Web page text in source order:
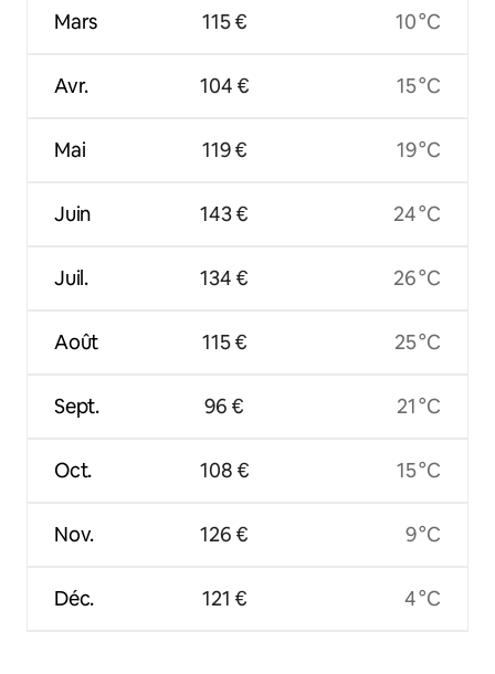
Mars
Avr.
Mai
Juin
Juil.
Août
Sept.
Oct.
Nov.
Déc.
115 €
104 €
119 €
143 €
134 €
115 €
96 €
108 €
126 €
121 €
10 °C
15 °C
19 °C
24 °C
26 °C
25 °C
21 °C
15 °C
9 °C
4 °C